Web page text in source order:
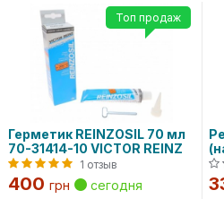
Герметик REINZOSIL 70 мл
70-31414-10 VICTOR REINZ
1 отзыв
400 грн сегодня
Топ продаж